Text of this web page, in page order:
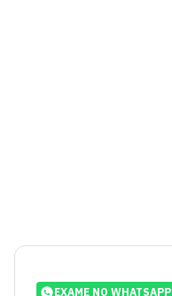
EXAME NO WHATSAPP